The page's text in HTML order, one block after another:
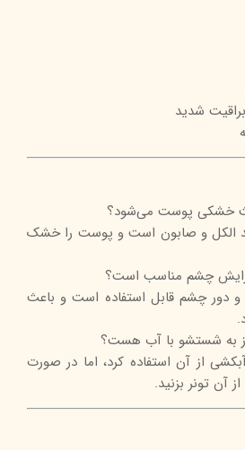
براقیت شدید
خشکی پوست می‌شود؟
الکل و صابون است و پوست را خشک
چشم مناسب است؟
دور چشم قابل استفاده است و باعث
به شستشو با آب هست؟
از آن استفاده کرد، اما در صورت
آن تونر بزنید.